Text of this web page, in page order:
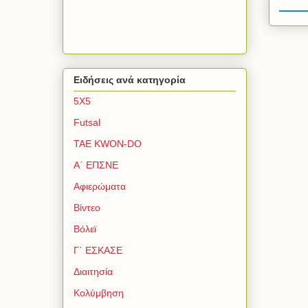
Ειδήσεις ανά κατηγορία
5Χ5
Futsal
TAE KWON-DO
Α΄ ΕΠΣΝΕ
Αφιερώματα
Βίντεο
Βόλεϊ
Γ΄ ΕΣΚΑΣΕ
Διαιτησία
Κολύμβηση